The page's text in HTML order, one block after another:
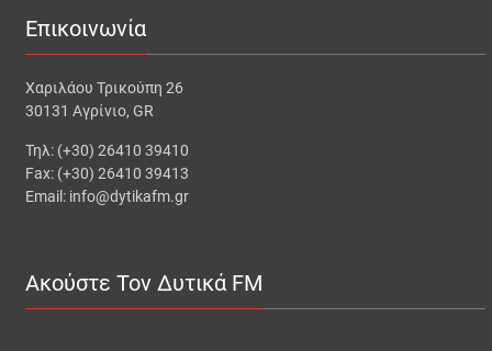
Επικοινωνία
Χαριλάου Τρικούπη 26
30131 Αγρίνιο, GR
Τηλ: (+30) 26410 39410
Fax: (+30) 26410 39413
Email: info@dytikafm.gr
Ακούστε Τον Δυτικά FM